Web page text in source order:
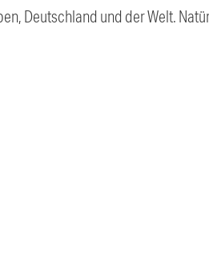
Deutschland und der Welt.